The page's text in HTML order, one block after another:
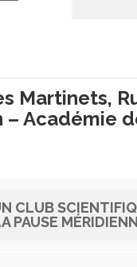
Martinets,
– Académie
CLUB
PAUSE